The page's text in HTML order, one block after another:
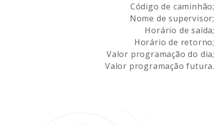
Código de caminhão;
Nome de supervisor;
Horário de saída;
Horário de retorno;
Valor programação do dia;
Valor programação futura.